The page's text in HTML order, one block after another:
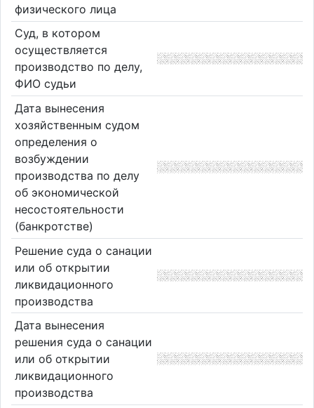
физического лица
Суд, в котором
осуществляется
производство по делу,
ФИО судьи
Дата вынесения
хозяйственным судом
определения о
возбуждении
производства по делу
об экономической
несостоятельности
(банкротстве)
Решение суда о санации
или об открытии
ликвидационного
производства
Дата вынесения
решения суда о санации
или об открытии
ликвидационного
производства